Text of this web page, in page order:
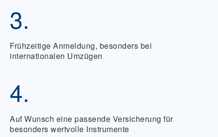
3.
Frühzeitige Anmeldung, besonders bei
internationalen Umzügen
4.
Auf Wunsch eine passende Versicherung für
besonders wertvolle Instrumente